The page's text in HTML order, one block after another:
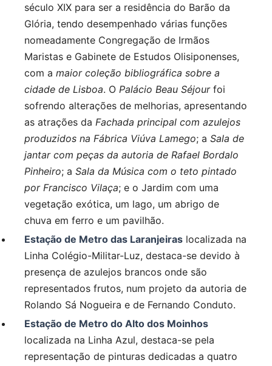
século XIX para ser a residência do Barão da
Glória, tendo desempenhado várias funções
nomeadamente Congregação de Irmãos
Maristas e Gabinete de Estudos Olisiponenses,
com a maior coleção bibliográfica sobre a
cidade de Lisboa. O Palácio Beau Séjourfoi
sofrendo alterações de melhorias, apresentando
as atrações da Fachada principal com azulejos
produzidos na Fábrica Viúva Lamego; a Sala de
jantar com peças da autoria de Rafael Bordalo
Pinheiro; a Sala da Música com o teto pintado
por Francisco Vilaça; e o Jardim com uma
vegetação exótica, um lago, um abrigo de
chuva em ferro e um pavilhão.
Estação de Metro das Laranjeiras localizada na
Linha Colégio-Militar-Luz, destaca-se devido à
presença de azulejos brancos onde são
representados frutos, num projeto da autoria de
Rolando Sá Nogueira e de Fernando Conduto.
Estação de Metro do Alto dos Moinhos
localizada na Linha Azul, destaca-se pela
representação de pinturas dedicadas a quatro